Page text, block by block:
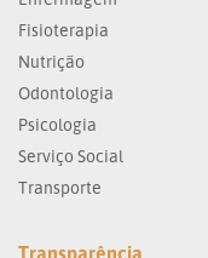
Fisioterapia
Nutrição
Odontologia
Psicologia
Serviço Social
Transporte